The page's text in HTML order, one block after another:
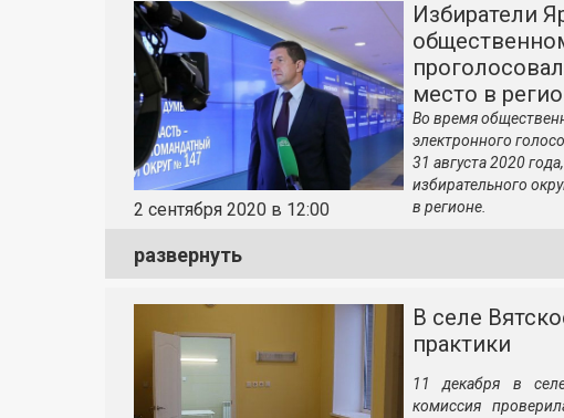
2 сентября 2020 в 12:00
Избиратели
место в
Во время
электронного
31 августа 2020
избирательного
в регионе.
развернуть
В селе
практики
11 декабря в
комиссия